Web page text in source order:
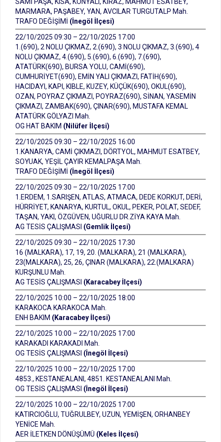
MARMARA, PAŞABEY, YAN, AVCILAR TURGUTALP Mah.
TRAFO DEĞİŞİMİ (İnegöl İlçesi)
22/10/2025 09:30 – 22/10/2025 17:00
1.(690), 2 NOLU ÇIKMAZ, 2.(690), 3 NOLU ÇIKMAZ, 3.(690), 4
NOLU ÇIKMAZ, 4.(690), 5.(690), 6.(690), 7.(690),
ATATÜRK(690), BURSA YOLU, CAMİ(690),
CUMHURİYET(690), EMİN YALI ÇIKMAZI, FATİH(690),
HACIDAYI, KAPI, KIBLE, KUZEY, KÜÇÜK(690), OKUL(690),
OZAN, POYRAZ ÇIKMAZI, POYRAZ(690), SİNAN, YASEMİN
ÇIKMAZI, ZAMBAK(690), ÇINAR(690), MUSTAFA KEMAL
ATATÜRK GÖLYAZI Mah.
OG HAT BAKIM (Nilüfer İlçesi)
22/10/2025 09:30 – 22/10/2025 16:00
1.KANARYA, CAMİ ÇIKMAZI, DÖRTYOL, MAHMUT ESATBEY,
SOYUAK, YEŞİL ÇAYIR KEMALPAŞA Mah.
TRAFO DEĞİŞİMİ (İnegöl İlçesi)
22/10/2025 09:30 – 22/10/2025 17:00
1.ERDEM, 1.SARIŞEN, ATLAS, ATMACA, DEDE KORKUT, DERİ,
HÜRRİYET, KANARYA, KURTUL, OKUL, PEKER, POLAT, SEDEF,
TAŞAN, YAKI, ÖZGÜVEN, UĞURLU DR.ZİYA KAYA Mah.
AG TESİS ÇALIŞMASI (Gemlik İlçesi)
22/10/2025 09:30 – 22/10/2025 17:30
16 (MALKARA), 17, 19, 20. (MALKARA), 21 (MALKARA),
23(MALKARA), 25, 26, ÇINAR (MALKARA), 22.(MALKARA)
KURŞUNLU Mah.
AG TESİS ÇALIŞMASI (Karacabey İlçesi)
22/10/2025 10:00 – 22/10/2025 18:00
KARAKOCA KARAKOCA Mah.
ENH BAKIM (Karacabey İlçesi)
22/10/2025 10:00 – 22/10/2025 17:00
KARAKADI KARAKADI Mah.
OG TESİS ÇALIŞMASI (İnegöl İlçesi)
22/10/2025 10:00 – 22/10/2025 17:00
4853., KESTANEALANI, 4851. KESTANEALANI Mah.
OG TESİS ÇALIŞMASI (İnegöl İlçesi)
22/10/2025 10:00 – 22/10/2025 17:00
KATIRCIOĞLU, TUĞRULBEY, UZUN, YEMİŞEN, ORHANBEY
YENİCE Mah.
AER İLETKEN DÖNÜŞÜMÜ (Keles İlçesi)